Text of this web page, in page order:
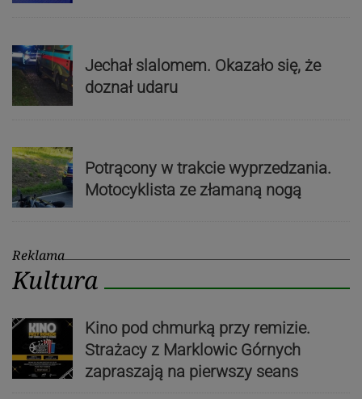
Jechał slalomem. Okazało się, że
doznał udaru
Potrącony w trakcie wyprzedzania.
Motocyklista ze złamaną nogą
Reklama
Kultura
Kino pod chmurką przy remizie.
Strażacy z Marklowic Górnych
zapraszają na pierwszy seans